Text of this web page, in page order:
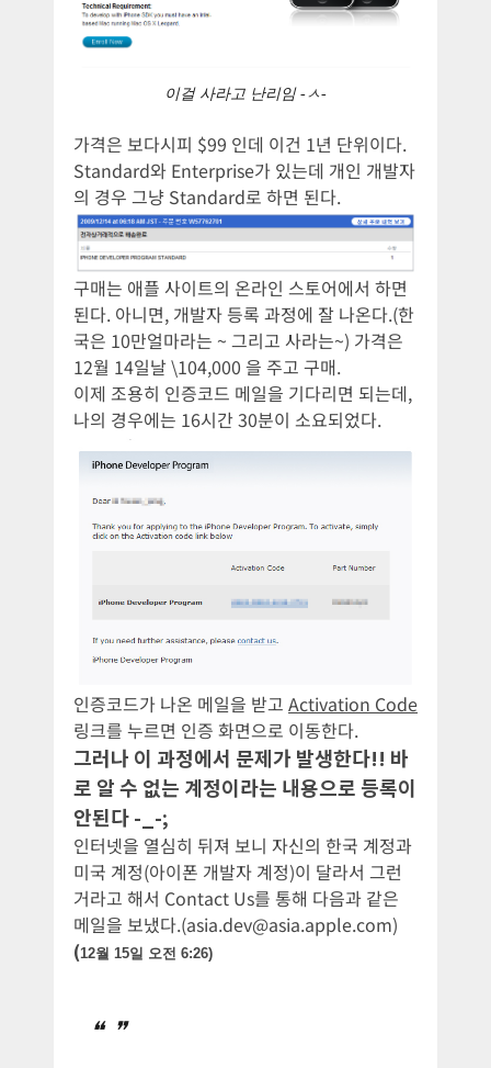
이걸 사라고 난리임 -ㅅ-
가격은 보다시피 $99 인데 이건 1년 단위이다.
Standard와 Enterprise가 있는데 개인 개발자
의 경우 그냥 Standard로 하면 된다.
구매는 애플 사이트의 온라인 스토어에서 하면
된다. 아니면, 개발자 등록 과정에 잘 나온다.(한
국은 10만얼마라는 ~ 그리고 사라는~) 가격은
12월 14일날 \104,000 을 주고 구매.
이제 조용히 인증코드 메일을 기다리면 되는데,
나의 경우에는 16시간 30분이 소요되었다.
인증코드가 나온 메일을 받고 Activation Code
링크를 누르면 인증 화면으로 이동한다.
그러나 이 과정에서 문제가 발생한다!! 바
로 알 수 없는 계정이라는 내용으로 등록이
안된다 -_-;
인터넷을 열심히 뒤져 보니 자신의 한국 계정과
미국 계정(아이폰 개발자 계정)이 달라서 그런
거라고 해서 Contact Us를 통해 다음과 같은
메일을 보냈다.(asia.dev@asia.apple.com)
(12월 15일 오전 6:26)